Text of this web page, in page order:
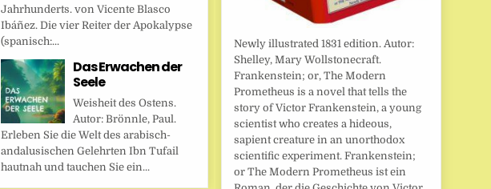
Jahrhunderts. von Vicente Blasco
Ibáñez. Die vier Reiter der Apokalypse
(spanisch:...
Das Erwachen der
Seele
Weisheit des Ostens.
Autor: Brönnle, Paul.
Erleben Sie die Welt des arabisch-
andalusischen Gelehrten Ibn Tufail
hautnah und tauchen Sie ein...
Newly illustrated 1831 edition. Autor:
Shelley, Mary Wollstonecraft.
Frankenstein; or, The Modern
Prometheus is a novel that tells the
story of Victor Frankenstein, a young
scientist who creates a hideous,
sapient creature in an unorthodox
scientific experiment. Frankenstein;
or The Modern Prometheus ist ein